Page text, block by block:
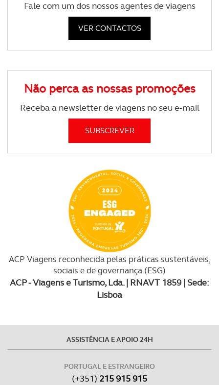
Fale com um dos nossos agentes de viagens
VER CONTACTOS
Não perca as nossas promoções
Receba a newsletter de viagens no seu e-mail
ACP Viagens reconhecida pelas práticas sustentáveis,
sociais e de governança (ESG)
ACP - Viagens e Turismo, Lda. | RNAVT 1859 | Sede:
Lisboa
ASSISTÊNCIA E APOIO 24H
PORTUGAL E ESTRANGEIRO
(+351) 215 915 915